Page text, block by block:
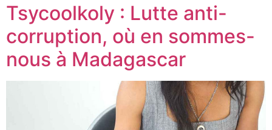
Tsycoolkoly : Lutte anti-
corruption, où en sommes-
nous à Madagascar